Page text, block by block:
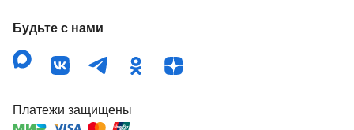
Будьте с нами
Платежи защищены